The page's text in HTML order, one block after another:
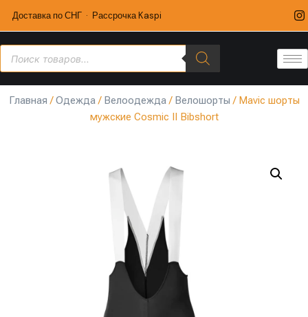
Доставка по СНГ · Рассрочка Kaspi
Главная /Одежда/ Велоодежда/ Велошорты / Mavic шорты
мужские Cosmic II Bibshort